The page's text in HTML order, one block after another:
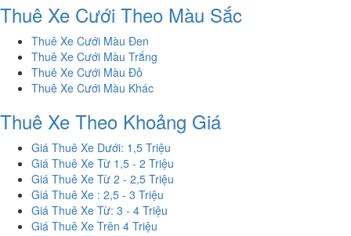
Thuê Xe Cưới Theo Màu Sắc
Thuê Xe Cưới Màu Đen
Thuê Xe Cưới Màu Trắng
Thuê Xe Cưới Màu Đỏ
Thuê Xe Cưới Màu Khác
Thuê Xe Theo Khoảng Giá
Giá Thuê Xe Dưới: 1,5 Triệu
Giá Thuê Xe Từ 1,5 - 2 Triệu
Giá Thuê Xe Từ 2 - 2,5 Triệu
Giá Thuê Xe : 2,5 - 3 Triệu
Giá Thuê Xe Từ: 3 - 4 Triệu
Giá Thuê Xe Trên 4 Triệu